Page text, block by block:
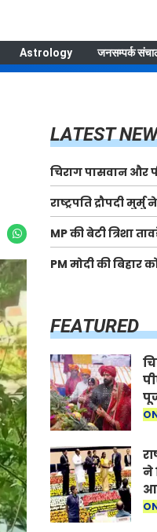
Astrology जनसम्पर्क
LATEST
चिराग पासवान और
पूजा के समापन पर
शुभकामनाएं, छठी
की कामना की
राष्ट्रपति द्रौपदी
आयोजित आदि
राष्ट्रीय कॉन्क्लेव में
सम्मानित किया
MP की बेटी त्रिशा
किया सम्मानित,
कौशल विकास का
PM मोदी की बिहार
FEATURED
ने